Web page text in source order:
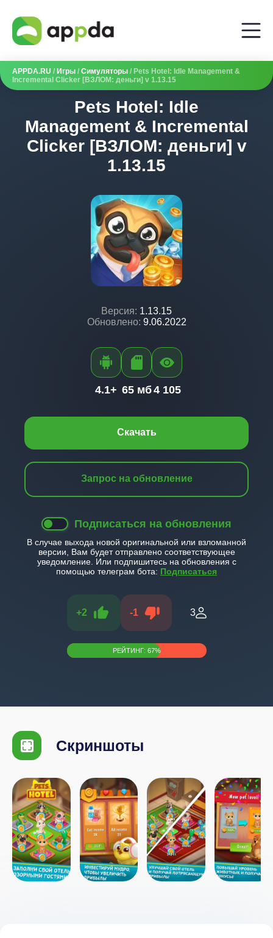
APPDA.RU / Игры / Симуляторы / Pets Hotel: Idle Management &
Incremental Clicker [ВЗЛОМ: деньги] v 1.13.15
Pets Hotel: Idle
Management & Incremental
Clicker [ВЗЛОМ: деньги] v
1.13.15
Версия: 1.13.15
Обновлено: 9.06.2022
Скачать
Запрос на обновление
Подписаться на обновления
В случае выхода новой оригинальной или взломанной
версии, Вам будет отправлено соответствующее
уведомление. Или подпишитесь на обновления с
помощью телеграм бота: Подписаться
+2 -1 3
РЕЙТИНГ: 67%
4.1+ 65 мб4 105
Скриншоты